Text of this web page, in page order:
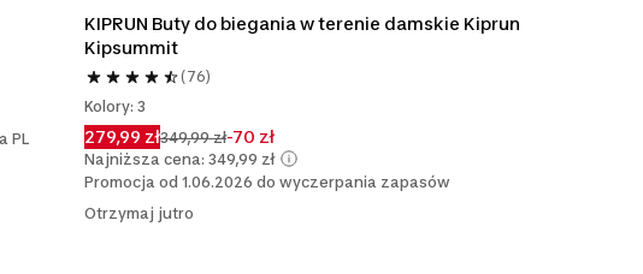
PL
KIPRUN Buty do biegania w terenie damskie Kiprun
Kipsummit
(76)
Kolory: 3
279,99 zł349,99 zł-70 zł
Najniższa cena: 349,99 zł
Promocja od 1.06.2026 do wyczerpania zapasów
Otrzymaj jutro